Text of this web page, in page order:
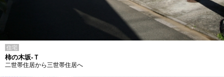
住宅
柿の木坂-Ｔ
二世帯住居から三世帯住居へ